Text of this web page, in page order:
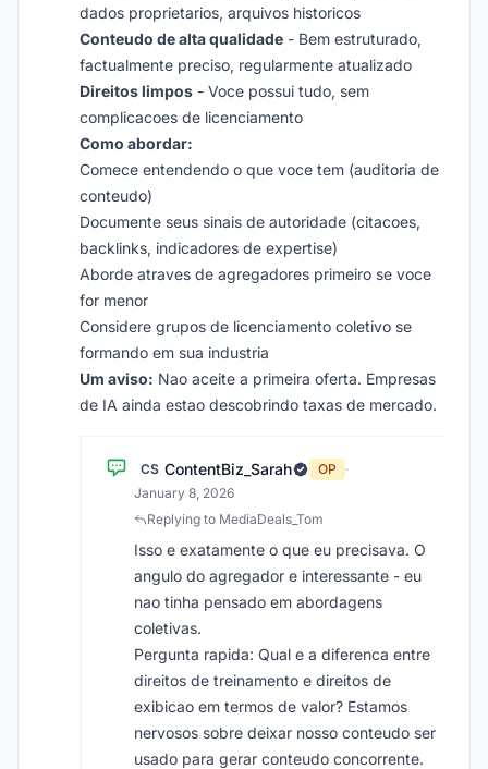
dados proprietarios, arquivos historicos
Conteudo de alta qualidade - Bem estruturado,
factualmente preciso, regularmente atualizado
Direitos limpos - Voce possui tudo, sem
complicacoes de licenciamento
Como abordar:
Comece entendendo o que voce tem (auditoria de
conteudo)
Documente seus sinais de autoridade (citacoes,
backlinks, indicadores de expertise)
Aborde atraves de agregadores primeiro se voce
for menor
Considere grupos de licenciamento coletivo se
formando em sua industria
Um aviso: Nao aceite a primeira oferta. Empresas
de IA ainda estao descobrindo taxas de mercado.
CS ContentBiz_Sarah OP
·
January 8, 2026
Replying to MediaDeals_Tom
Isso e exatamente o que eu precisava. O
angulo do agregador e interessante - eu
nao tinha pensado em abordagens
coletivas.
Pergunta rapida: Qual e a diferenca entre
direitos de treinamento e direitos de
exibicao em termos de valor? Estamos
nervosos sobre deixar nosso conteudo ser
usado para gerar conteudo concorrente.